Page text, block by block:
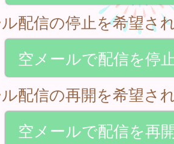
配信の停止を希望さ
空メールで配信を停
配信の再開を希望さ
空メールで配信を再